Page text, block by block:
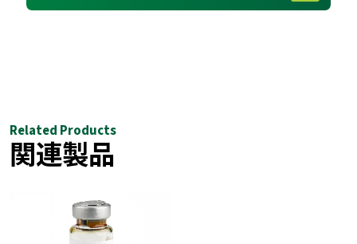
Related Products
関連製品